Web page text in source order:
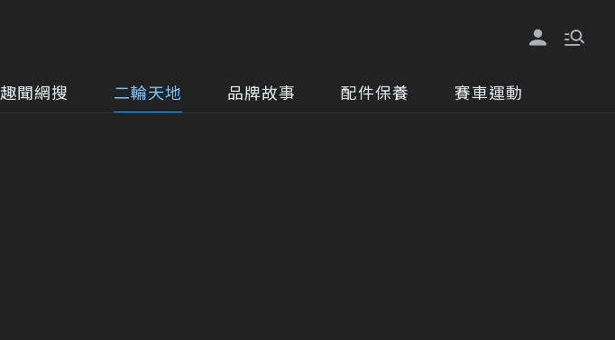
趣聞網搜 二輪天地 品牌故事 配件保養 賽車運動